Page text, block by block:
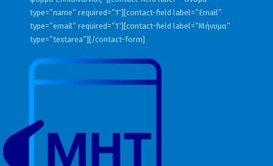
type=”name” required=”1″][contact-field label=”Email”
type=”email” required=”1″][contact-field label=”Μήνυμα”
type=”textarea”][/contact-form]